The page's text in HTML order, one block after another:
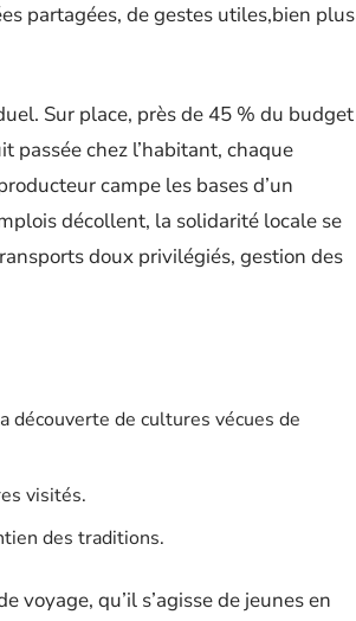
partagées, de gestes utiles,bien plus
Sur place, près de 45 % du budget
passée chez l’habitant, chaque
campe les bases d’un
décollent, la solidarité locale se
doux privilégiés, gestion des
découverte de cultures vécues de
visités.
des traditions.
qu’il s’agisse de jeunes en